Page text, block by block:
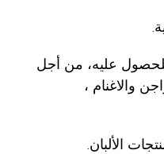
عليه، من أجل
والاغنام ،
الألبان.